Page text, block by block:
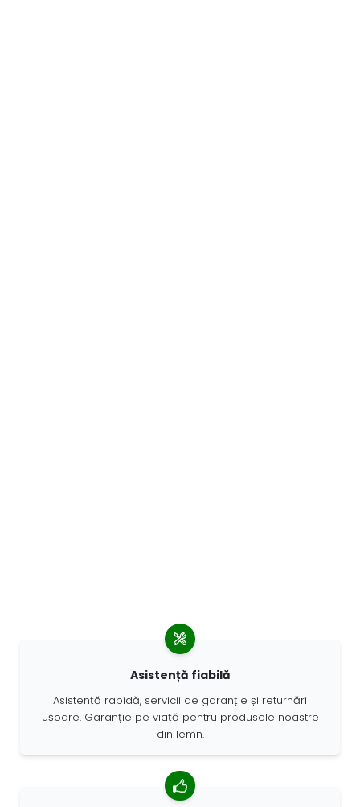
Asistență fiabilă
Asistență rapidă, servicii de garanție și returnări
ușoare. Garanție pe viață pentru produsele noastre
din lemn.